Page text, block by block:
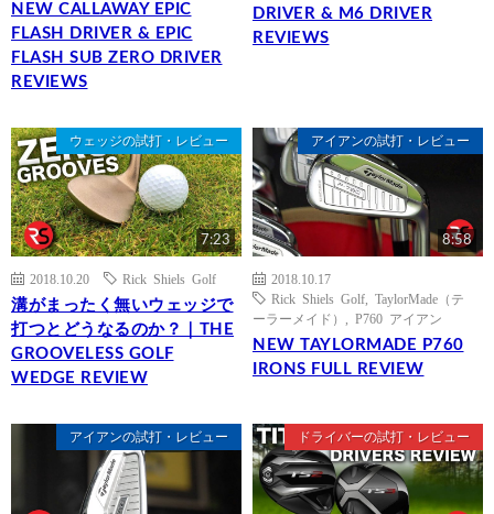
NEW CALLAWAY EPIC
FLASH DRIVER & EPIC
FLASH SUB ZERO DRIVER
REVIEWS
DRIVER & M6 DRIVER
REVIEWS
ウェッジの試打・レビュー
7:23
2018.10.20 Rick Shiels Golf
溝がまったく無いウェッジで
打つとどうなるのか？｜THE
GROOVELESS GOLF
WEDGE REVIEW
アイアンの試打・レビュー
8:58
2018.10.17
Rick Shiels Golf
TaylorMade（テ
ーラーメイド）
P760 アイアン
NEW TAYLORMADE P760
IRONS FULL REVIEW
アイアンの試打・レビュー ドライバーの試打・レビュー